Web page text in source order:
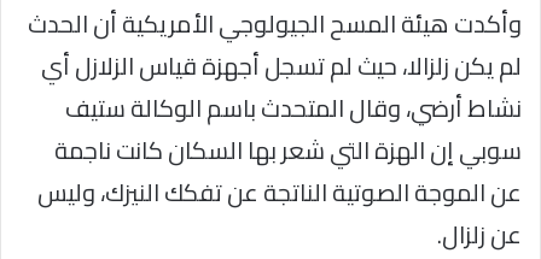
وأكدت هيئة المسح الجيولوجي الأمريكية أن الحدث
لم يكن زلزالا، حيث لم تسجل أجهزة قياس الزلازل أي
نشاط أرضي، وقال المتحدث باسم الوكالة ستيف
سوبي إن الهزة التي شعر بها السكان كانت ناجمة
عن الموجة الصوتية الناتجة عن تفكك النيزك، وليس
عن زلزال.